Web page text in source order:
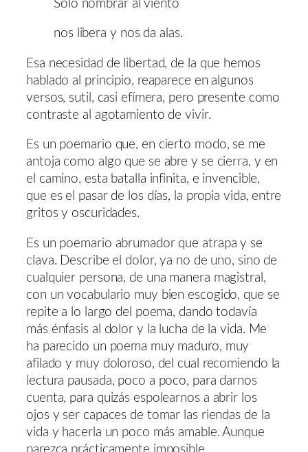
Sólo nombrar al viento
nos libera y nos da alas.
Esa necesidad de libertad, de la que hemos
hablado al principio, reaparece en algunos
versos, sutil, casi efímera, pero presente como
contraste al agotamiento de vivir.
Es un poemario que, en cierto modo, se me
antoja como algo que se abre y se cierra, y en
el camino, esta batalla infinita, e invencible,
que es el pasar de los días, la propia vida, entre
gritos y oscuridades.
Es un poemario abrumador que atrapa y se
clava. Describe el dolor, ya no de uno, sino de
cualquier persona, de una manera magistral,
con un vocabulario muy bien escogido, que se
repite a lo largo del poema, dando todavía
más énfasis al dolor y la lucha de la vida. Me
ha parecido un poema muy maduro, muy
afilado y muy doloroso, del cual recomiendo la
lectura pausada, poco a poco, para darnos
cuenta, para quizás espolearnos a abrir los
ojos y ser capaces de tomar las riendas de la
vida y hacerla un poco más amable. Aunque